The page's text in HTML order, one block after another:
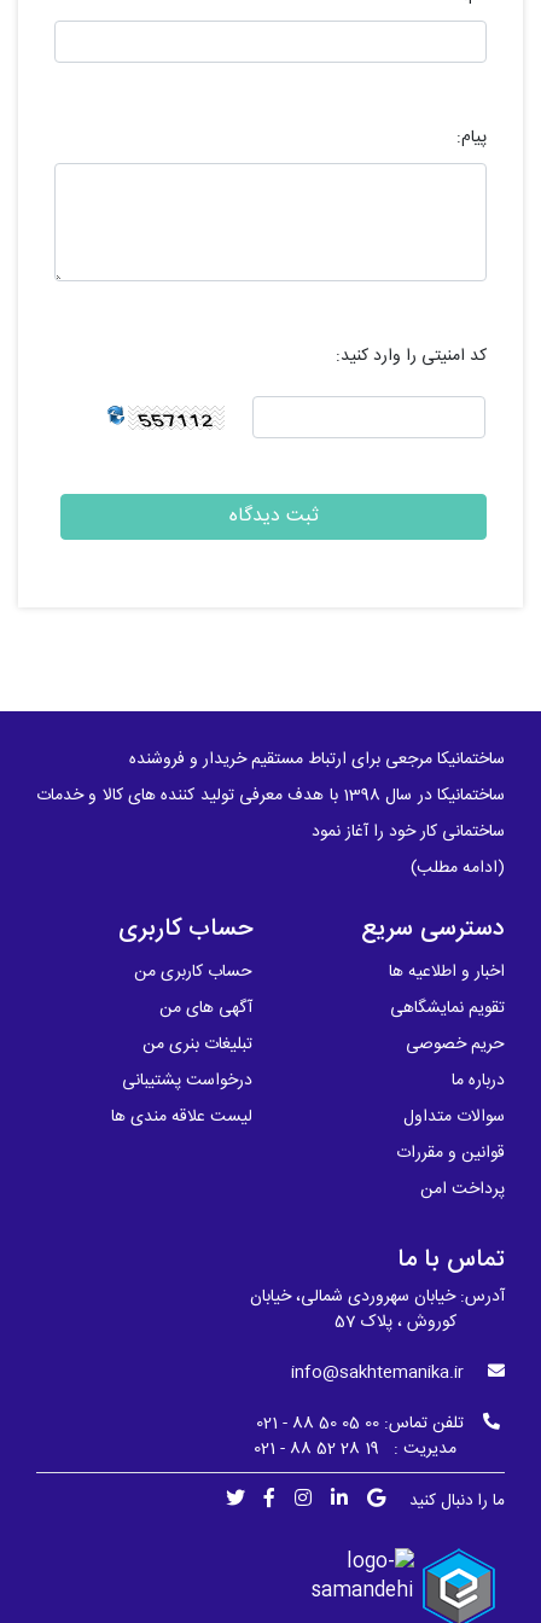
پیام:
کد امنیتی را وارد کنید:
ساختمانیکا مرجعی برای ارتباط مستقیم خریدار و فروشنده
ساختمانیکا در سال 1398 با هدف معرفی تولید کننده های کالا و خدمات
ساختمانی کار خود را آغاز نمود
(ادامه مطلب)
دسترسی سریع
اخبار و اطلاعیه ها
تقویم نمایشگاهی
حریم خصوصی
درباره ما
سوالات متداول
قوانین و مقررات
پرداخت امن
حساب کاربری
حساب کاربری من
آگهی های من
تبلیغات بنری من
درخواست پشتیبانی
لیست علاقه مندی ها
تماس با ما
آدرس: خیابان سهروردی شمالی، خیابان
کوروش ، پلاک 57
info@sakhtemanika.ir
تلفن تماس: 00 05 50 88 - 021
مدیریت : 19 28 52 88 - 021
ما را دنبال کنید